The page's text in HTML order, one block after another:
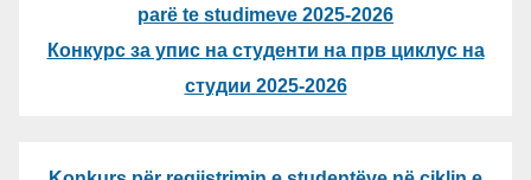
parë te studimeve 2025-2026
Конкурс за упис на студенти на прв циклус на
студии 2025-2026